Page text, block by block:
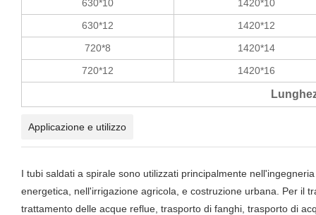
630*10
1420*10
630*12
1420*12
720*8
1420*14
720*12
1420*16
Applicazione e utilizzo
I tubi saldati a spirale sono utilizzati principalmente
energetica, nell'irrigazione agricola, e costruzione urbana. Per il
trattamento delle acque reflue, trasporto di fanghi, trasporto di